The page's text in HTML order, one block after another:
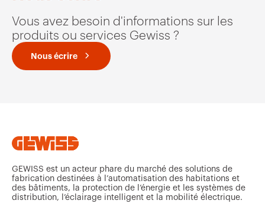
Vous avez besoin d'informations sur les
produits ou services Gewiss ?
Nous écrire
GEWISS est un acteur phare du marché des solutions de
fabrication destinées à l’automatisation des habitations et
des bâtiments, la protection de l’énergie et les systèmes de
distribution, l’éclairage intelligent et la mobilité électrique.